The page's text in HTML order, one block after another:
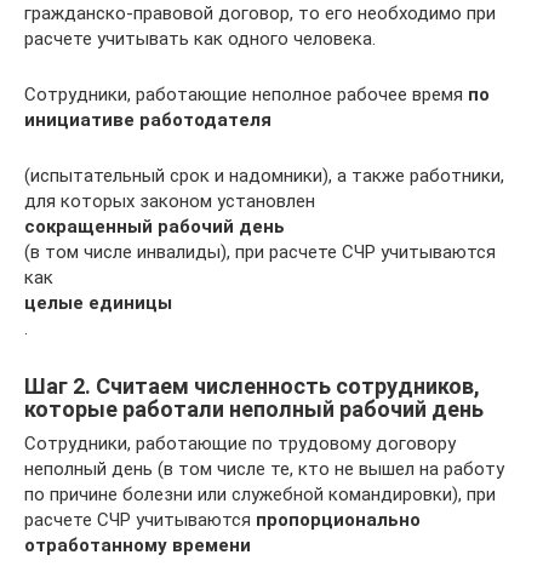
гражданско-правовой договор, то его необходимо при
расчете учитывать как одного человека.
Сотрудники, работающие неполное рабочее время по
инициативе работодателя
(испытательный срок и надомники), а также работники,
для которых законом установлен
сокращенный рабочий день
(в том числе инвалиды), при расчете СЧР учитываются
как
целые единицы
Шаг 2. Считаем численность сотрудников,
которые работали неполный рабочий день
Сотрудники, работающие по трудовому договору
неполный день (в том числе те, кто не вышел на работу
по причине болезни или служебной командировки), при
расчете СЧР учитываются пропорционально
отработанному времени